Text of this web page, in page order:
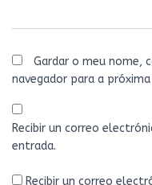
Gardar o meu nome,
navegador para a
Recibir un correo
entrada.
Recibir un correo